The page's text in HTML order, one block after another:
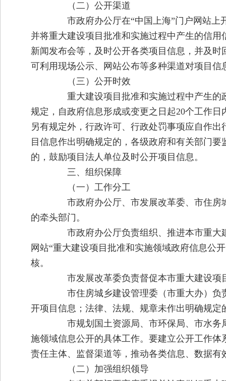
（二）公开渠道
市政府办公厅在“中国上海”门户网站上
并将重大建设项目批准和实施过程中产生的信
新闻发布会等，及时公开各类项目信息，并及
可利用现场公示、网站公布等多种渠道对项目
（三）公开时效
重大建设项目批准和实施过程中产生的
规定，自政府信息形成或变更之日起20个工作
另有规定外，行政许可、行政处罚事项应自作
目信息作出明确规定的，各级政府和有关部门
的，鼓励项目法人单位及时公开项目信息。
三、组织保障
（一）工作分工
市政府办公厅、市发展改革委、市住房
的牵头部门。
市政府办公厅负责组织、推进本市重大
网站“重大建设项目批准和实施领域政府信息公
核。
市发展改革委负责督促本市重大建设项
市住房城乡建设管理委（市重大办）负
开项目信息；法律、法规、规章未作出明确规
市规划国土资源局、市环保局、市水务
施领域信息公开的具体工作。要建立公开工作
责任主体、监督渠道等，推动各类信息、数据有
（二）加强组织领导